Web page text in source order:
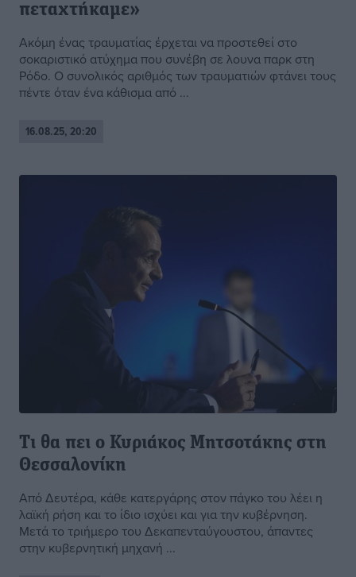
πεταχτήκαμε»
Ακόμη ένας τραυματίας έρχεται να προστεθεί στο
σοκαριστικό ατύχημα που συνέβη σε λουνα παρκ στη
Ρόδο. Ο συνολικός αριθμός των τραυματιών φτάνει τους
πέντε όταν ένα κάθισμα από ...
16.08.25, 20:20
Τι θα πει ο Κυριάκος Μητσοτάκης στη
Θεσσαλονίκη
Από Δευτέρα, κάθε κατεργάρης στον πάγκο του λέει η
λαϊκή ρήση και το ίδιο ισχύει και για την κυβέρνηση.
Μετά το τριήμερο του Δεκαπενταύγουστου, άπαντες
στην κυβερνητική μηχανή ...